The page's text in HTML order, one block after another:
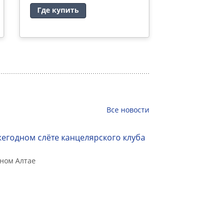
Где купить
Все новости
слёте канцелярского клуба
Алтае